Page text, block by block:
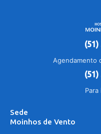
(51)
Agendamento
(51)
Sede
Moinhos de Vento